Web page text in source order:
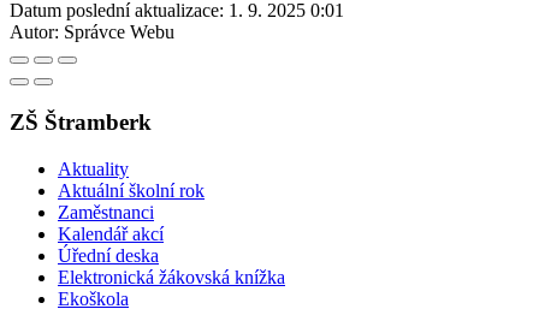
Datum poslední aktualizace: 1. 9. 2025 0:01
Autor: Správce Webu
ZŠ Štramberk
Aktuality
Aktuální školní rok
Zaměstnanci
Kalendář akcí
Úřední deska
Elektronická žákovská knížka
Ekoškola